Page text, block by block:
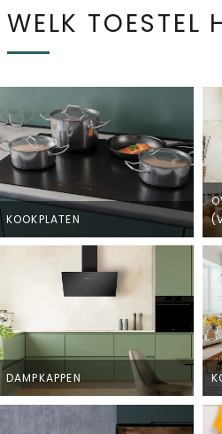
WELK TOESTEL
KOOKPLATEN
DAMPKAPPEN